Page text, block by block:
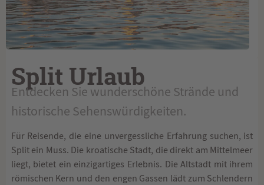
Split Urlaub
Entdecken Sie wunderschöne Strände und
historische Sehenswürdigkeiten.
Für Reisende, die eine unvergessliche Erfahrung suchen, ist
Split ein Muss. Die kroatische Stadt, die direkt am Mittelmeer
liegt, bietet ein einzigartiges Erlebnis. Die Altstadt mit ihrem
römischen Kern und den engen Gassen lädt zum Schlendern